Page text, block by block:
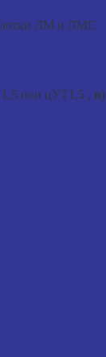
лотки ЛМ и ЛМГ.
или цУТ1,5 , в)